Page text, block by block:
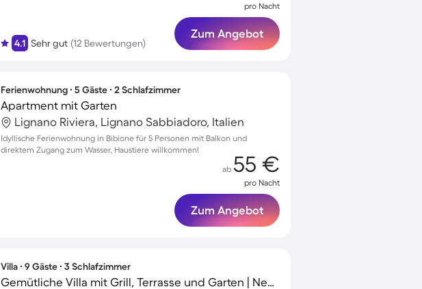
4.1 Sehr gut (12 Bewertungen)
pro Nacht
Zum Angebot
Ferienwohnung ∙ 5 Gäste ∙ 2 Schlafzimmer
Apartment mit Garten
Lignano Riviera, Lignano Sabbiadoro, Italien
Idyllische Ferienwohnung in Bibione für 5 Personen mit Balkon und
direktem Zugang zum Wasser, Haustiere willkommen!
ab 55 €
pro Nacht
Zum Angebot
Villa ∙ 9 Gäste ∙ 3 Schlafzimmer
Gemütliche Villa mit Grill, Terrasse und Garten | Neben dem Strand